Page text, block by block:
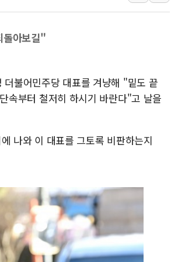
美공화, 韓 '개정 정통망법'에
벤처업계 "정부 세제개편안 환
돌아보길"
불어민주당 대표를 겨냥해 "밑도 끝
속부터 철저히 하시기 바란다"고 날을
나와 이 대표를 그토록 비판하는지